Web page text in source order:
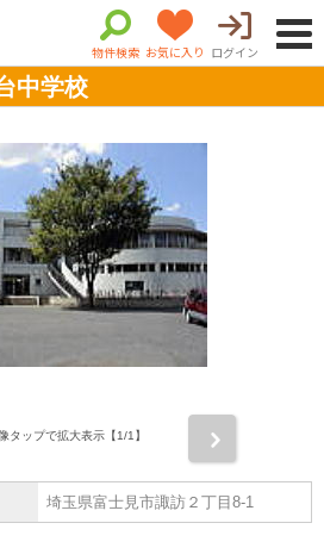
物件検索 お気に入り ログイン
中学校
タップで拡大表示【1/1】
埼玉県富士見市諏訪２丁目8-1